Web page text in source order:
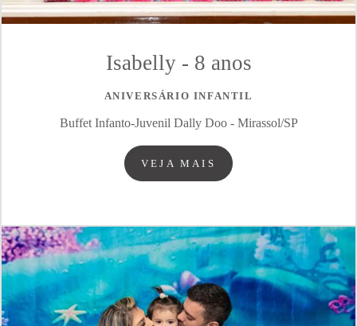
Isabelly - 8 anos
ANIVERSÁRIO INFANTIL
Buffet Infanto-Juvenil Dally Doo - Mirassol/SP
VEJA MAIS